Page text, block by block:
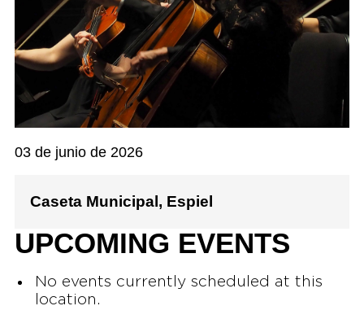
03 de junio de 2026
Caseta Municipal, Espiel
UPCOMING EVENTS
No events currently scheduled at this
location.